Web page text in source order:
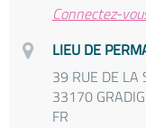
Connectez-
LIEU DE
39 RUE DE LA
33170
FR